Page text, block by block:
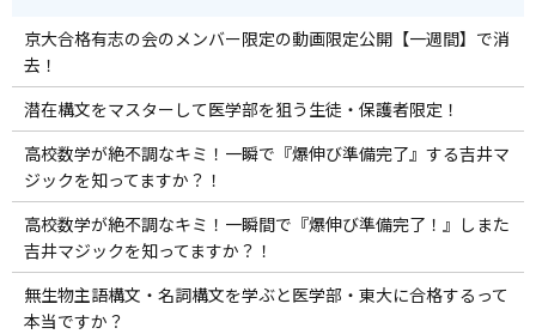
京大合格有志の会のメンバー限定の動画限定公開【一週間】で消
去！
潜在構文をマスターして医学部を狙う生徒・保護者限定！
高校数学が絶不調なキミ！一瞬で『爆伸び準備完了』する吉井マ
ジックを知ってますか？！
高校数学が絶不調なキミ！一瞬間で『爆伸び準備完了！』しまた
吉井マジックを知ってますか？！
無生物主語構文・名詞構文を学ぶと医学部・東大に合格するって
本当ですか？